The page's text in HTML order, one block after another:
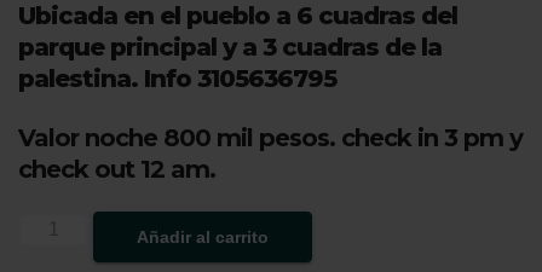
Ubicada en el pueblo a 6 cuadras del
parque principal y a 3 cuadras de la
palestina. Info 3105636795
Valor noche 800 mil pesos. check in 3 pm y
check out 12 am.
Cabaña
Añadir al carrito